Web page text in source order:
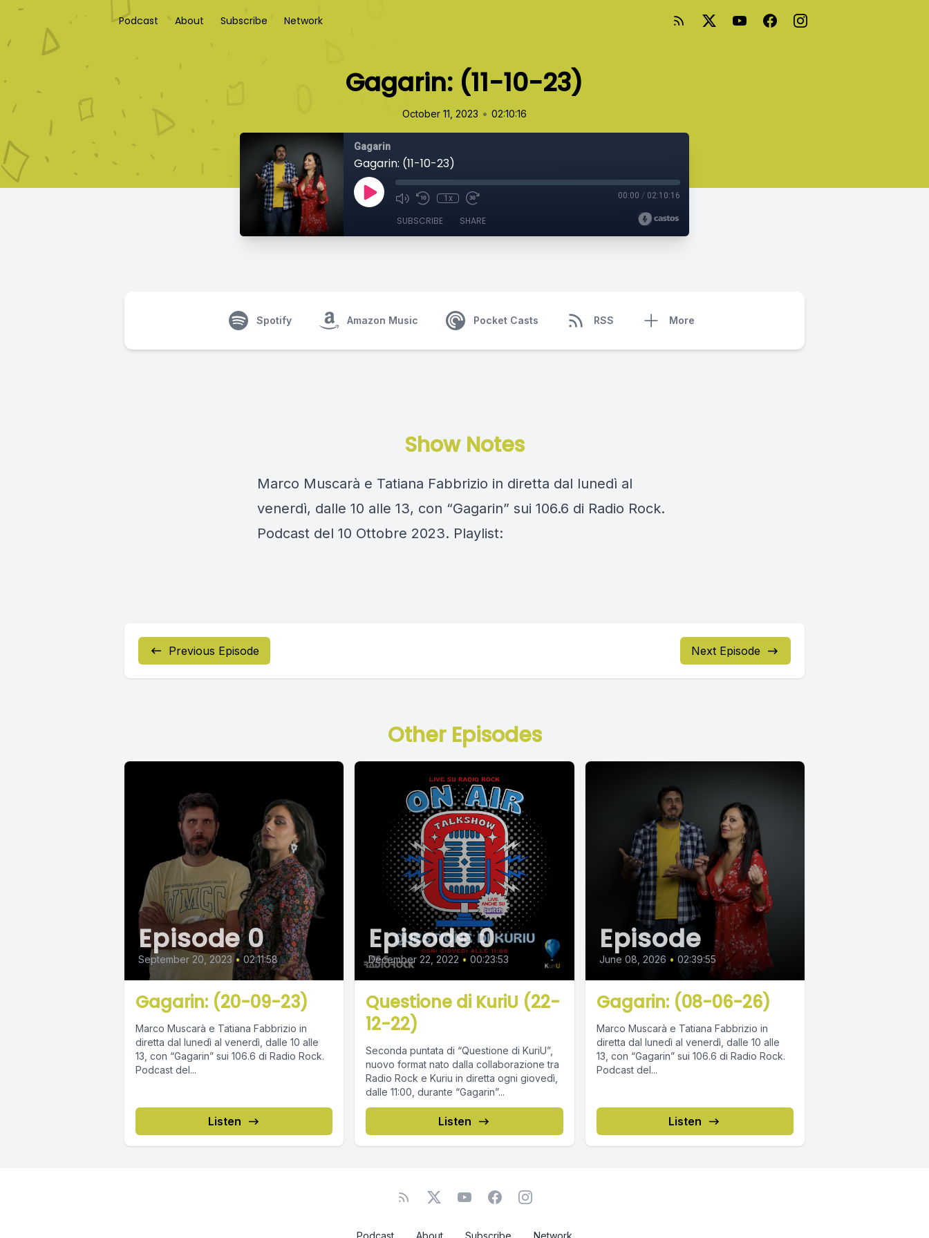
Podcast About Subscribe Network
Gagarin: (11-10-23)
October 11, 2023 • 02:10:16
Gagarin
Gagarin: (11-10-23)
1x 00:00 / 02:10:16
SUBSCRIBE SHARE
Spotify Amazon Music Pocket Casts RSS More
Show Notes
Marco Muscarà e Tatiana Fabbrizio in diretta dal lunedì al
venerdì, dalle 10 alle 13, con “Gagarin” sui 106.6 di Radio Rock.
Podcast del 10 Ottobre 2023. Playlist:
Previous Episode Next Episode
Other Episodes
Episode 0
September 20, 2023 • 02:11:58
Gagarin: (20-09-23)
Marco Muscarà e Tatiana Fabbrizio in
diretta dal lunedì al venerdì, dalle 10 alle
13, con “Gagarin” sui 106.6 di Radio Rock.
Podcast del...
Listen
Episode 0
December 22, 2022 • 00:23:53
Questione di KuriU (22-
12-22)
Seconda puntata di “Questione di KuriU”,
nuovo format nato dalla collaborazione tra
Radio Rock e Kuriu in diretta ogni giovedì,
dalle 11:00, durante “Gagarin”...
Listen
Episode
June 08, 2026 • 02:39:55
Gagarin: (08-06-26)
Marco Muscarà e Tatiana Fabbrizio in
diretta dal lunedì al venerdì, dalle 10 alle
13, con “Gagarin” sui 106.6 di Radio Rock.
Podcast del...
Listen